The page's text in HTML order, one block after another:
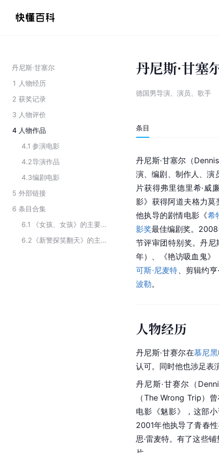
丹尼斯·甘塞尔
1 人物经历
2 获奖记录
3 人物评价
4 人物作品
4.1 参演电影
4.2导演作品
4.3编剧电影
5 外部链接
6 条目合集
6.1
《女孩、女孩》的主要演员
6.2
《新警探笑翻天》的主要演员
丹尼斯·甘塞
德国男导演、演员、歌手
条目
丹尼斯·甘塞尔（
演、编剧、制作人、演
片获得弗里德里希·威
影》获得阿道夫格力
他执导的剧情电影《希
影奖最佳编剧奖。
节评审团特别奖。丹尼
年）、《艳访吸血鬼》
可斯·尼麦特 、剪辑约
波勒。
人物经历
丹尼斯·甘赛尔在慕尼黑
认可。同时他也涉足表
丹尼斯·甘赛尔（
（The Wrong Trip）
电影《魅影》，这部
2001年他执导了青春
思·雷麦特。有了这些